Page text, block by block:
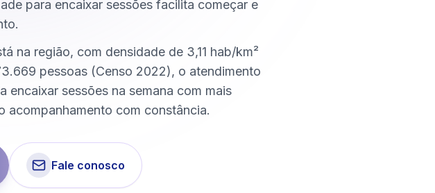
para encaixar sessões facilita começar e
na região, com densidade de 3,11 hab/km²
pessoas (Censo 2022), o atendimento
encaixar sessões na semana com mais
acompanhamento com constância.
Fale conosco